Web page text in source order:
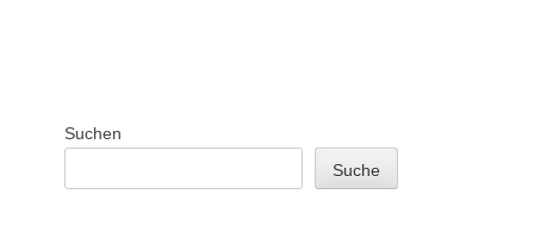
Suchen
Suche